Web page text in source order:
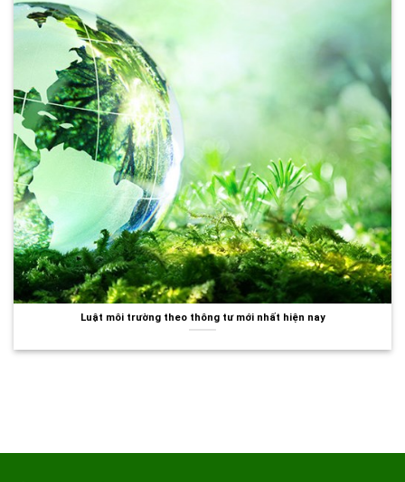
Luật môi trường theo thông tư mới nhất hiện nay